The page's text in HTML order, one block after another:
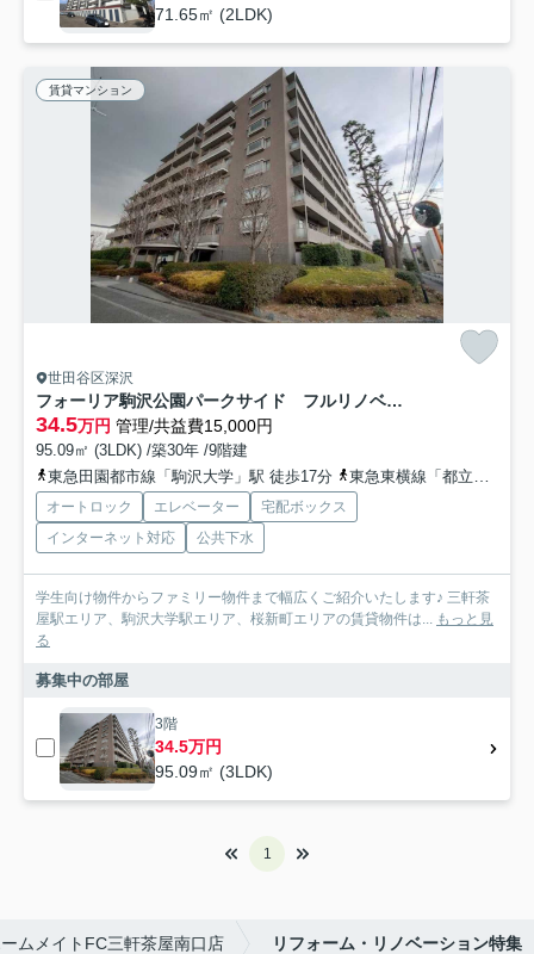
71.65㎡ (2LDK)
賃貸マンション
世田谷区深沢
フォーリア駒沢公園パークサイド フルリノベーション ペット相談 駒沢公園至近
34.5万円 管理/共益費15,000円
95.09㎡ (3LDK) /築30年 /9階建
東急田園都市線「駒沢大学」駅 徒歩17分
東急東横線「都立大学」駅 徒歩25分
オートロック エレベーター
宅配ボックス
インターネット対応
公共下水
学生向け物件からファミリー物件まで幅広くご紹介いたします♪ 三軒茶
屋駅エリア、駒沢大学駅エリア、桜新町エリアの賃貸物件は...
もっと見
る
募集中の部屋
3階
34.5万円
95.09㎡ (3LDK)
1
ムメイトFC三軒茶屋南口店 リフォーム・リノベーション特集